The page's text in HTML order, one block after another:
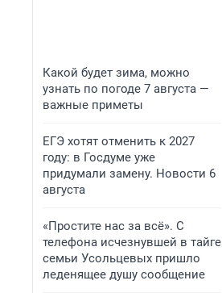
Какой будет зима, можно
узнать по погоде 7 августа —
важные приметы
ЕГЭ хотят отменить к 2027
году: в Госдуме уже
придумали замену. Новости 6
августа
«Простите нас за всё». С
телефона исчезнувшей в тайге
семьи Усольцевых пришло
леденящее душу сообщение